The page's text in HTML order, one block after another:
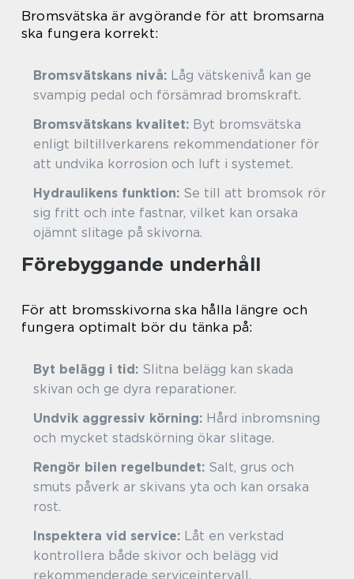
Bromsvätska är avgörande för att bromsarna
ska fungera korrekt:
Bromsvätskans nivå: Låg vätskenivå kan ge
svampig pedal och försämrad bromskraft.
Bromsvätskans kvalitet: Byt bromsvätska
enligt biltillverkarens rekommendationer för
att undvika korrosion och luft i systemet.
Hydraulikens funktion: Se till att bromsok rör
sig fritt och inte fastnar, vilket kan orsaka
ojämnt slitage på skivorna.
Förebyggande underhåll
För att bromsskivorna ska hålla längre och
fungera optimalt bör du tänka på:
Byt belägg i tid: Slitna belägg kan skada
skivan och ge dyra reparationer.
Undvik aggressiv körning: Hård inbromsning
och mycket stadskörning ökar slitage.
Rengör bilen regelbundet: Salt, grus och
smuts påverk ar skivans yta och kan orsaka
rost.
Inspektera vid service: Låt en verkstad
kontrollera både skivor och belägg vid
rekommenderade serviceintervall.